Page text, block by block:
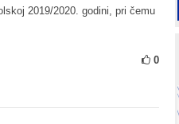
2019/2020. godini, pri čemu
0